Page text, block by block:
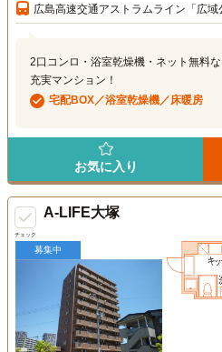
広島高速交通アストラムライン「広
2口コンロ・浴室乾燥機・ネット無料
充実マンション！
宅配BOX／浴室乾燥機／床暖房
お気に入り
チェック
A-LIFE大塚
募集中